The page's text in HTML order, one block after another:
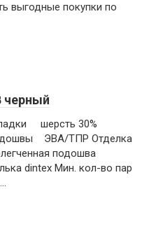
выгодные покупки по
черный
шерсть 30%
ЭВА/ТПР Отделка
подошва
dintex Мин. кол-во пар